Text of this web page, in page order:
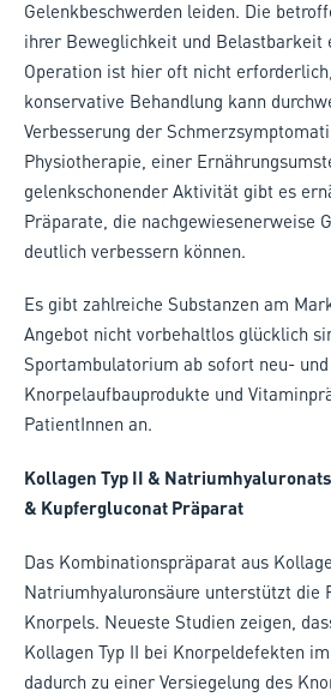
Gelenkbeschwerden leiden. Die
ihrer Beweglichkeit und Belastbarkeit
Operation ist hier oft nicht
konservative Behandlung kann
Verbesserung der
Physiotherapie, einer
gelenkschonender Aktivität gibt es
Präparate, die nachgewiesenerweise
deutlich verbessern können.
Es gibt zahlreiche Substanzen am
Angebot nicht vorbehaltlos glücklich
Sportambulatorium ab sofort neu-
Knorpelaufbauprodukte und
PatientInnen an.
Kollagen Typ II &
& Kupfergluconat Präparat
Das Kombinationspräparat aus
Natriumhyaluronsäure unterstützt die
Knorpels. Neueste Studien zeigen,
Kollagen Typ II bei Knorpeldefekten
dadurch zu einer Versiegelung des